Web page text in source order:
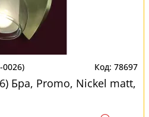
0026) 78697
Бра, Promo, Nickel matt,